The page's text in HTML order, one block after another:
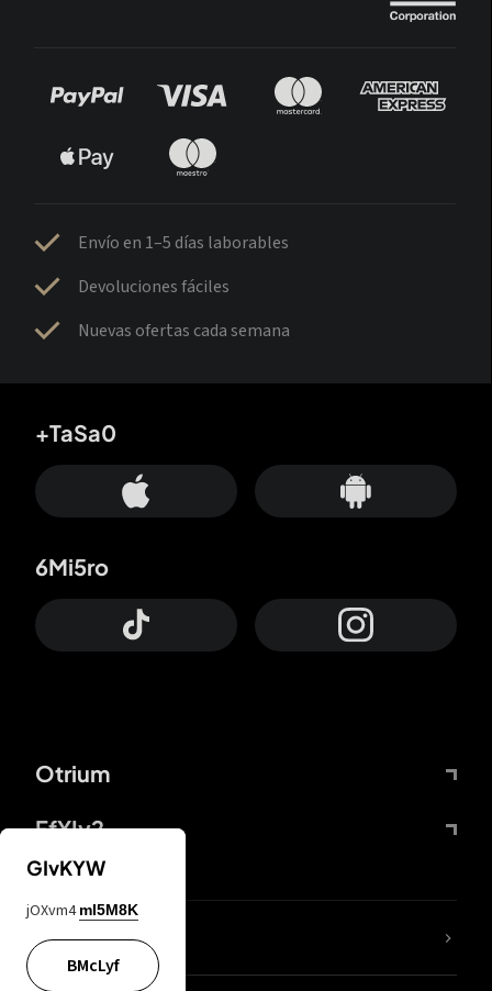
Envío en 1–5 días laborables
Devoluciones fáciles
Nuevas ofertas cada semana
Otrium
FfYIy2
+TaSa0
6Mi5ro
65A04M
GIvKYW
jOXvm4 mI5M8K
BMcLyf